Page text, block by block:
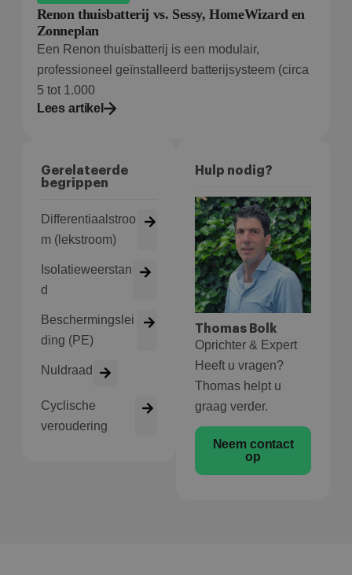
Renon thuisbatterij vs. Sessy, HomeWizard en
Zonneplan
Een Renon thuisbatterij is een modulair,
professioneel geïnstalleerd batterijsysteem (circa
5 tot 1.000
Lees artikel
Gerelateerde
begrippen
Differentiaalstroo
m (lekstroom)
Isolatieweerstan
d
Beschermingslei
ding (PE)
Nuldraad
Cyclische
veroudering
Hulp nodig?
Thomas Bolk
Oprichter & Expert
Heeft u vragen?
Thomas helpt u
graag verder.
Neem contact
op